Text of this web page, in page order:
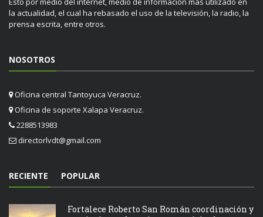
la actualidad, el cual ha rebasado el uso de la televisión, la radio, la
prensa escrita, entre otros.
NOSOTROS
Oficina central Tantoyuca Veracruz.
Oficina de soporte Xalapa Veracruz.
2288513983
directorlvdt@gmail.com
RECIENTE POPULAR
Fortalece Roberto San Román coordinación y